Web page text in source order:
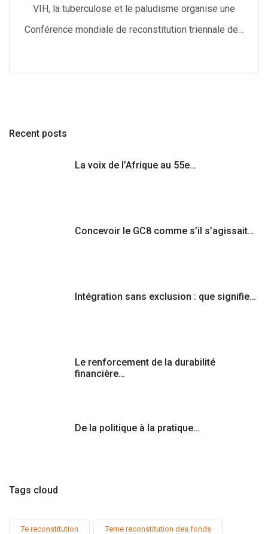
VIH, la tuberculose et le paludisme organise une
Conférence mondiale de reconstitution triennale de…
Recent posts
La voix de l’Afrique au 55e…
Concevoir le GC8 comme s’il s’agissait…
Intégration sans exclusion : que signifie…
Le renforcement de la durabilité
financière…
De la politique à la pratique…
Tags cloud
7e reconstitution 7eme reconstitution des fonds